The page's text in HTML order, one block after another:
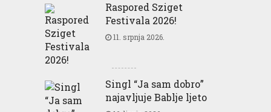
Raspored Sziget
Festivala 2026!
11. srpnja 2026.
Singl “Ja sam dobro”
najavljuje Bablje ljeto